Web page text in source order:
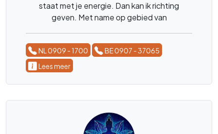
staat met je energie. Dan kan ik richting
geven. Met name op gebied van
NL 0909 - 1700
BE 0907 - 37065
Lees meer